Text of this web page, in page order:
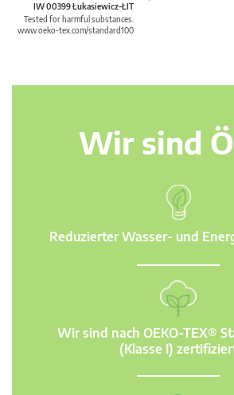
IW 00399 Łukasiewicz-ŁIT
Tested for harmful substances.
www.oeko-tex.com/standard100
Wir sind
Reduzierter Wasser- und
Wir sind nach OEKO-TEX®
(Klasse I)